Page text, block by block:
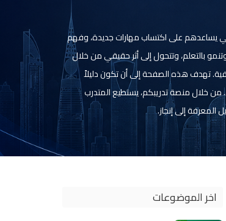
يساعدهم على اكتساب مهارات جديدة، وفهم
بالتعلم، وتتحول إلى أثر حقيقي من خلال
تهدف هذه الصفحة إلى أن تكون دليلاً
من خلال منصة تدريبكم، يستطيع المتدرب
إلى إنجاز.
اخر الموضوعات